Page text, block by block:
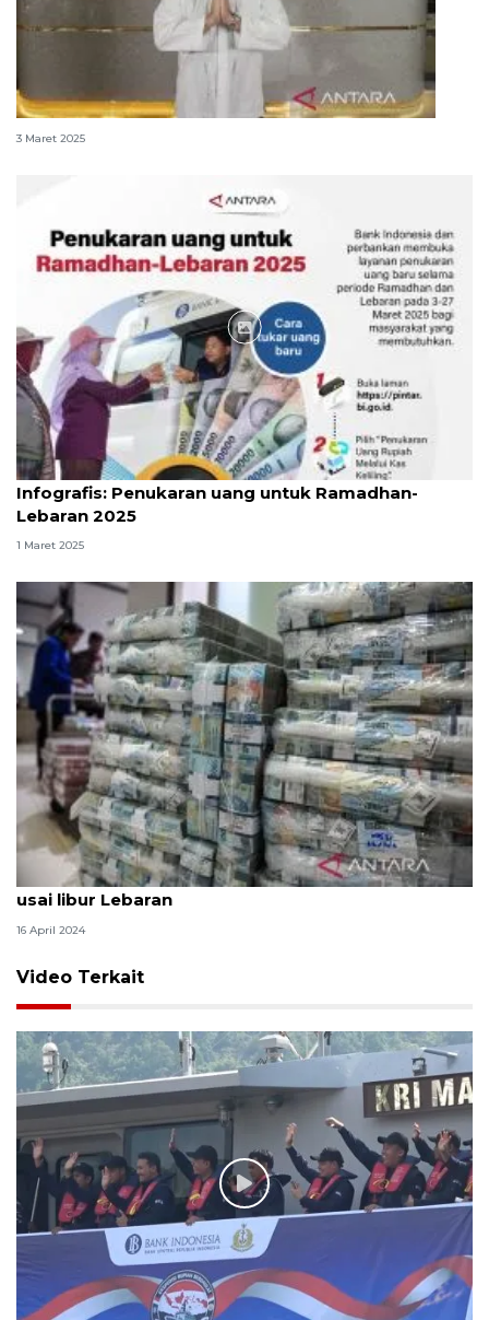
BI Sulut gelar kas keliling pada 22 titik strategis
3 Maret 2025
Infografik
Infografis: Penukaran uang untuk Ramadhan-
Lebaran 2025
1 Maret 2025
BI lakukan sejumlah langkah jaga kestabilan rupiah
usai libur Lebaran
16 April 2024
Video Terkait